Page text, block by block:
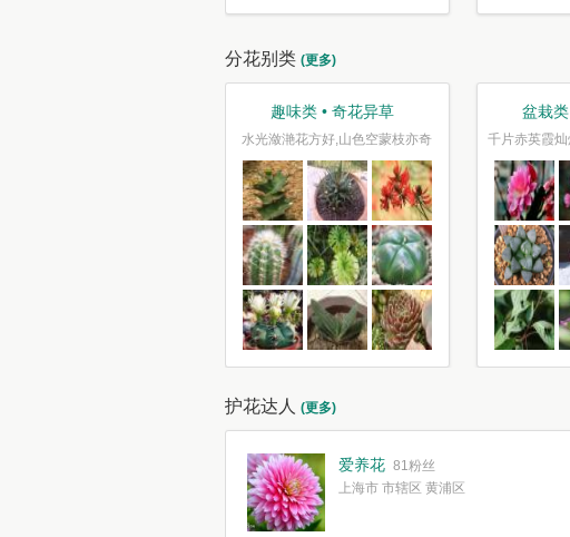
分花别类 (更多)
趣味类 • 奇花异草
水光潋滟花方好,山色空蒙枝亦奇
盆栽
千片赤英霞
护花达人 (更多)
爱养花 81粉丝
上海市 市辖区 黄浦区